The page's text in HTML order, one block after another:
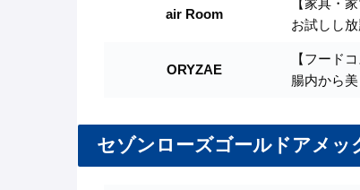
air Room
お試しし放
ORYZAE
【フード
腸内から美
セゾンローズゴールドアメッ